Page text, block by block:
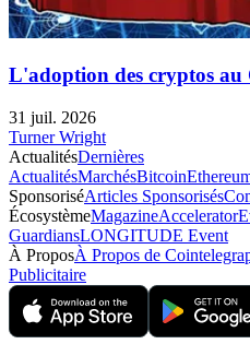
L'adoption des cryptos au
31 juil. 2026
Turner Wright
ActualitésDernières
ActualitésMarchésBitcoin
SponsoriséArticles Sponsorisés
ÉcosystèmeMagazineAccelerator
GuardiansLONGITUDE Event
À ProposÀ Propos de
Publicitaire